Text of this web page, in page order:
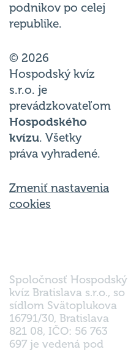
podnikov po celej
republike.
© 2026
Hospodský kvíz
s.r.o. je
prevádzkovateľom
Hospodského
kvízu. Všetky
práva vyhradené.
Zmeniť nastavenia
cookies
Spoločnosť Hospodský
kvíz Bratislava s.r.o., so
sídlom Svätoplukova
16791/30, Bratislava
821 08, IČO: 56 763
697 je vedená pod